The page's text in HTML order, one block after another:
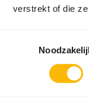
verstrekt of die